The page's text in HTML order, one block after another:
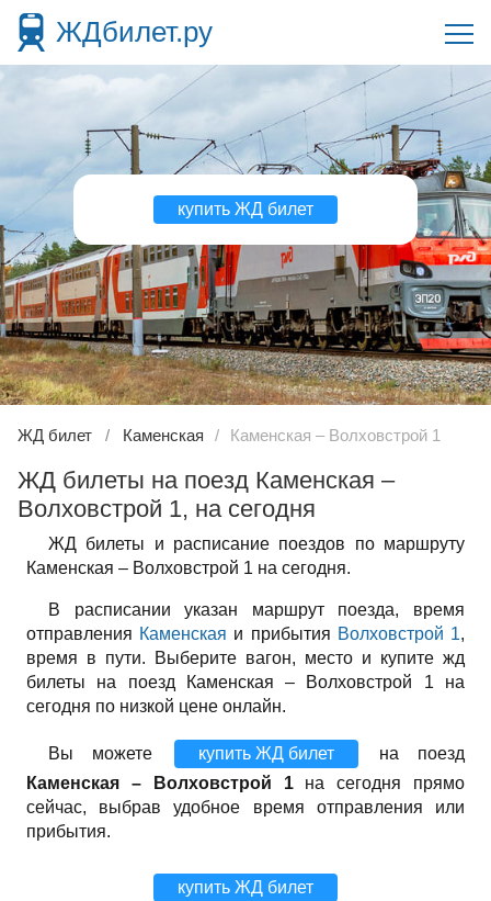
ЖДбилет.ру
купить ЖД билет
ЖД билет Каменская Каменская – Волховстрой 1
ЖД билеты на поезд Каменская –
Волховстрой 1, на сегодня
ЖД билеты и расписание поездов по маршруту
Каменская – Волховстрой 1 на сегодня.
В расписании указан маршрут поезда, время
отправления Каменская и прибытия Волховстрой 1,
время в пути. Выберите вагон, место и купите жд
билеты на поезд Каменская – Волховстрой 1 на
сегодня по низкой цене онлайн.
Вы можете купить ЖД билет
на поезд
Каменская – Волховстрой 1на сегодня прямо
сейчас, выбрав удобное время отправления или
прибытия.
купить ЖД билет